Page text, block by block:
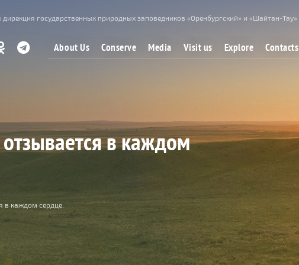
государственных природных заповедников «Оренбургский» и «Шайтан-Тау»
About Us Conserve Media Visit us Explore Contacts
в каждом
в каждом сердце.